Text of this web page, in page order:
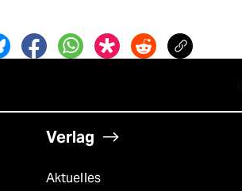
Verlag
Aktuelles